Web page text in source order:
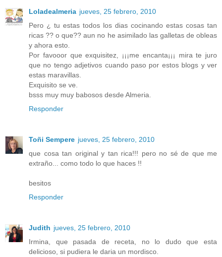
Loladealmeria jueves, 25 febrero, 2010
Pero ¿ tu estas todos los dias cocinando estas cosas tan
ricas ?? o que?? aun no he asimilado las galletas de obleas
y ahora esto.
Por favooor que exquisitez, ¡¡¡me encanta¡¡¡ mira te juro
que no tengo adjetivos cuando paso por estos blogs y ver
estas maravillas.
Exquisito se ve.
bsss muy muy babosos desde Almeria.
Responder
Toñi Sempere jueves, 25 febrero, 2010
que cosa tan original y tan rica!!! pero no sé de que me
extraño... como todo lo que haces !!
besitos
Responder
Judith jueves, 25 febrero, 2010
Irmina, que pasada de receta, no lo dudo que esta
delicioso, si pudiera le daria un mordisco.